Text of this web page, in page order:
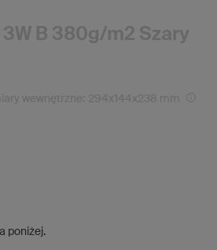
poniżej.
B 380g/m2 Szary
wewnętrzne: 294x144x238 mm